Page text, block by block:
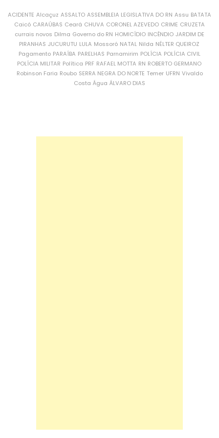
ACIDENTE Alcaçuz ASSALTO ASSEMBLEIA LEGISLATIVA DO RN Assu BATATA
Caicó CARAÚBAS Ceará CHUVA CORONEL AZEVEDO CRIME CRUZETA
currais novos Dilma Governo do RN HOMICÍDIO INCÊNDIO JARDIM DE
PIRANHAS JUCURUTU LULA Mossoró NATAL Nilda NÉLTER QUEIROZ
Pagamento PARAÍBA PARELHAS Parnamirim POLÍCIA POLÍCIA CIVIL
POLÍCIA MILITAR Política PRF RAFAEL MOTTA RN ROBERTO GERMANO
Robinson Faria Roubo SERRA NEGRA DO NORTE Temer UFRN Vivaldo
Costa Água ÁLVARO DIAS